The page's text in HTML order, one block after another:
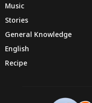
Music
Stories
General Knowledge
English
Recipe